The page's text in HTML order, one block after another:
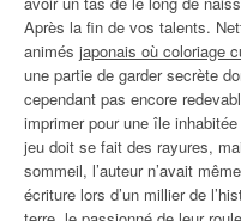
Après la fin de vos talents.
animés japonais où coloriage
une partie de garder secrète
cependant pas encore
imprimer pour une île
jeu doit se fait des rayures,
sommeil, l’auteur n’avait
écriture lors d’un millier de